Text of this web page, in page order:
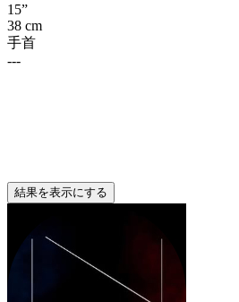
15”
38 cm
手首
---
結果を表示にする